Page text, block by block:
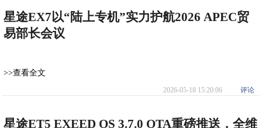
星途EX7以“陆上专机”实力护航2026 APEC贸
易部长会议
>>查看全文
2026-05-18 15:20:06 评论
星途ET5 EXEED OS 3.7.0 OTA重磅推送，全维